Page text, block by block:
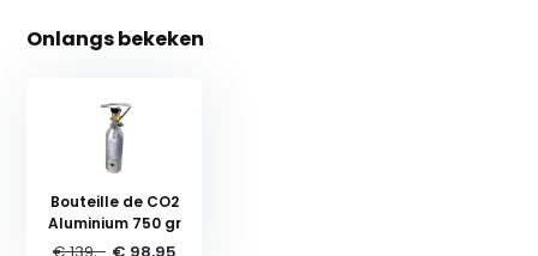
Onlangs bekeken
Bouteille de CO2
Aluminium 750 gr
€ 139,- € 98,95